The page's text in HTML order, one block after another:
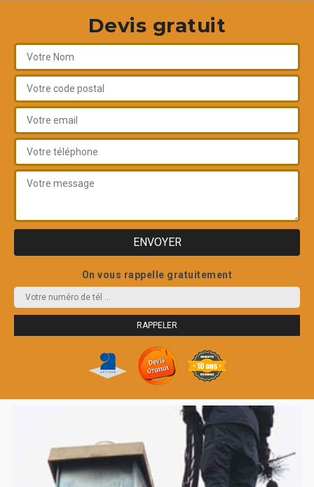
Devis gratuit
On vous rappelle gratuitement